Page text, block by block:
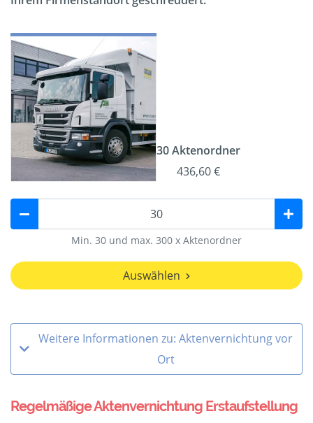
30 Aktenordner
436,60 €
Min. 30 und max. 300 x Aktenordner
Auswählen
Weitere Informationen zu: Aktenvernichtung vor
Ort
Regelmäßige Aktenvernichtung Erstaufstellung